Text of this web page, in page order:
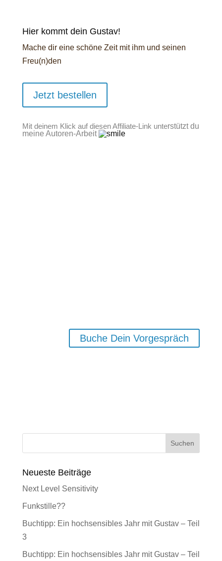
Hier kommt dein Gustav!
Mache dir eine schöne Zeit mit ihm und seinen
Freu(n)den
Jetzt bestellen
Mit deinem Klick auf diesen Affiliate-Link unterstützt du
meine Autoren-Arbeit
Buche Dein Vorgespräch
Neueste Beiträge
Next Level Sensitivity
Funkstille??
Buchtipp: Ein hochsensibles Jahr mit Gustav – Teil
3
Buchtipp: Ein hochsensibles Jahr mit Gustav – Teil